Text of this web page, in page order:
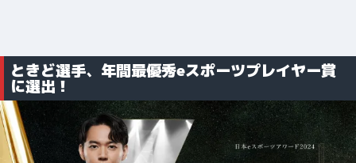
ときど選手、年間最優秀eスポーツプレイヤー賞
に選出！